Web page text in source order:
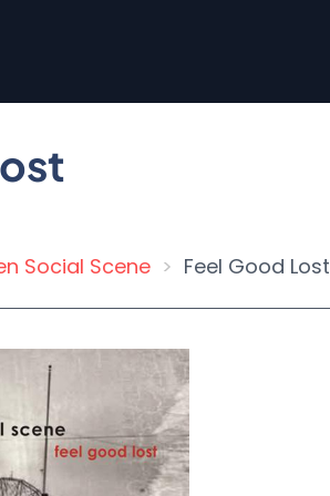
Social Scene Feel Good Lost